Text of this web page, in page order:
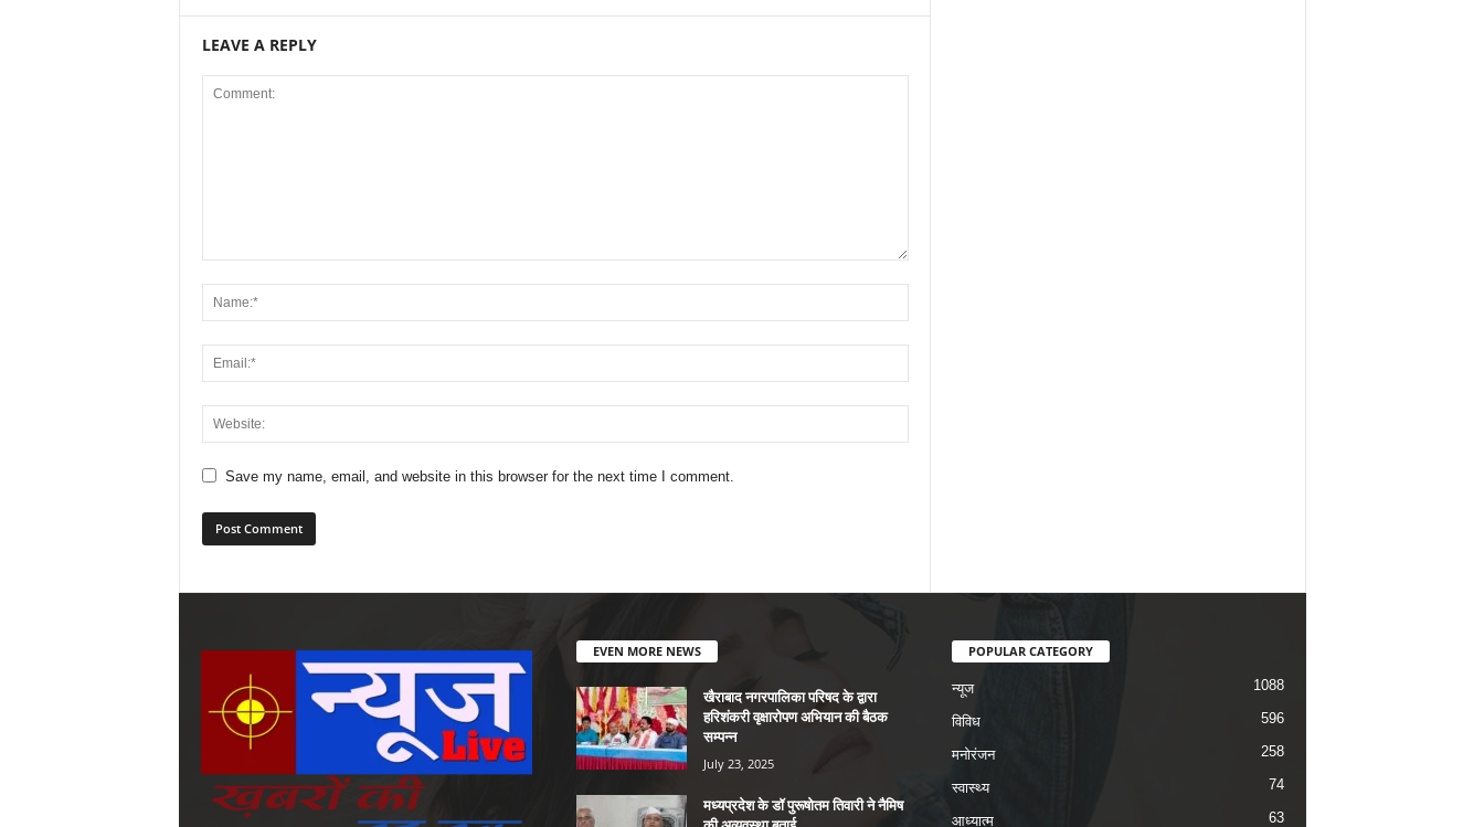
LEAVE A REPLY
Save my name, email, and website in this browser for the next time I comment.
EVEN MORE NEWS
खैराबाद नगरपालिका परिषद के द्वारा
हरिशंकरी वृक्षारोपण अभियान की बैठक
सम्पन्न
July 23, 2025
मध्यप्रदेश के डॉ पुरूषोतम तिवारी ने नैमिष
POPULAR CATEGORY
न्यूज 1088
विविध 596
मनोरंजन 258
स्वास्थ्य 74
आध्यात्म 63